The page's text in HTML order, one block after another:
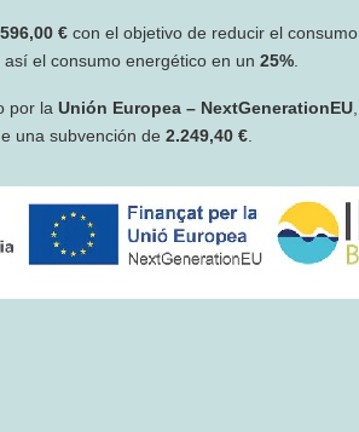
€ con el objetivo de reducir el consumo
el consumo energético en un 25%.
por la Unión Europea – NextGenerationEU,
una subvención de 2.249,40 €.